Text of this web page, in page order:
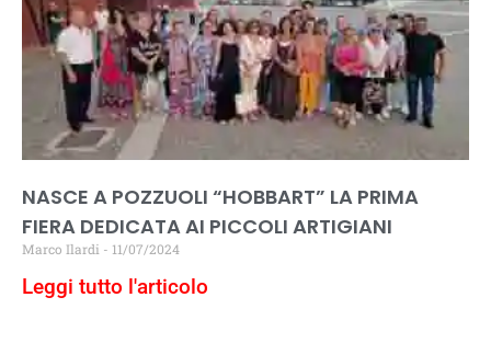
NASCE A POZZUOLI “HOBBART” LA PRIMA
FIERA DEDICATA AI PICCOLI ARTIGIANI
Marco Ilardi 11/07/2024
Leggi tutto l'articolo